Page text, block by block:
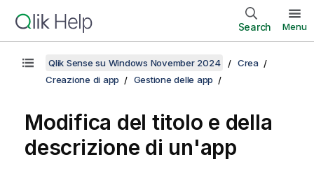
Search Menu
Qlik Sense su Windows November 2024
Crea
Creazione di app
Gestione delle app
Modifica del titolo e della
descrizione di un'app